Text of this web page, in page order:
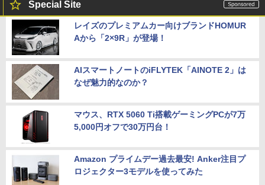
Special Site
レイズのプレミアムカー向けブランドHOMUR
Aから「2×9R」が登場！
AIスマートノートのiFLYTEK「AINOTE 2」は
なぜ魅力的なのか？
マウス、RTX 5060 Ti搭載ゲーミングPCが7万
5,000円オフで30万円台！
Amazon プライムデー過去最安! Anker注目プ
ロジェクター3モデルを使ってみた